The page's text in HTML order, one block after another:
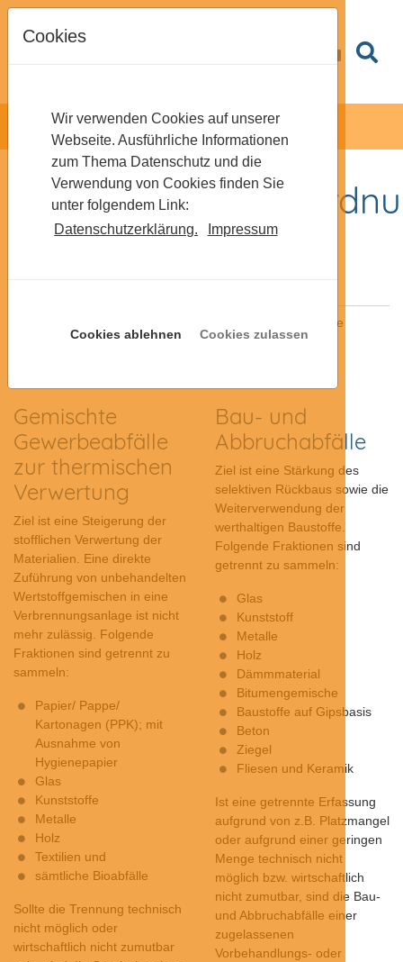
Cookies
Wir verwenden Cookies auf unserer
Webseite. Ausführliche Informationen
zum Thema Datenschutz und die
Verwendung von Cookies finden Sie
unter folgendem Link:
Datenschutzerklärung.
Impressum
Cookies ablehnen Cookies zulassen
Die Gewerbeabfallverordnung sieht bundesweit erweiterte
Getrennthaltungs- und neue Dokumentationspflichten für
Gemischte
Gewerbeabfälle
zur thermischen
Verwertung
Ziel ist eine Steigerung der
stofflichen Verwertung der
Materialien. Eine direkte
Zuführung von unbehandelten
Wertstoffgemischen in eine
Verbrennungsanlage ist nicht
mehr zulässig. Folgende
Fraktionen sind getrennt zu
sammeln:
Papier/ Pappe/
Kartonagen (PPK); mit
Ausnahme von
Hygienepapier
Glas
Kunststoffe
Metalle
Holz
Textilien und
sämtliche Bioabfälle
Sollte die Trennung technisch
nicht möglich oder
wirtschaftlich nicht zumutbar
Bau- und
Abbruchabfälle
Ziel ist eine Stärkung des
selektiven Rückbaus sowie die
Weiterverwendung der
werthaltigen Baustoffe.
Folgende Fraktionen sind
getrennt zu sammeln:
Glas
Kunststoff
Metalle
Holz
Dämmmaterial
Bitumengemische
Baustoffe auf Gipsbasis
Beton
Ziegel
Fliesen und Keramik
Ist eine getrennte Erfassung
aufgrund von z.B. Platzmangel
oder aufgrund einer geringen
Menge technisch nicht
möglich bzw. wirtschaftlich
nicht zumutbar, sind die Bau-
und Abbruchabfälle einer
zugelassenen
Vorbehandlungs- oder